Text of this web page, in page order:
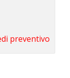
preventivo